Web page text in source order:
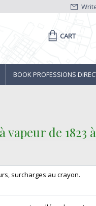
CART
BOOK PROFESSIONS
de 1823 à
surcharges au crayon.